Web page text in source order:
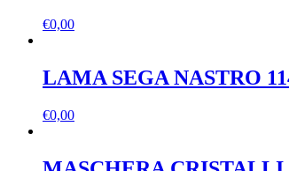
€0,00
LAMA SEGA NASTRO
€0,00